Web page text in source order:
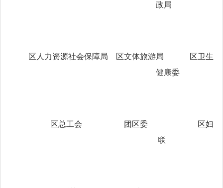
政局
区人力资源社会保障局 区文体旅游局 区卫生
健康委
区总工会 团区委 区妇
联